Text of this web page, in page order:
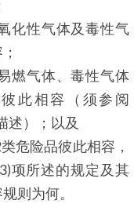
化性气体及毒性气
燃气体、毒性气体
此相容（须参阅
述）；以及
危险品彼此相容，
项所述的规定及其
则为何。